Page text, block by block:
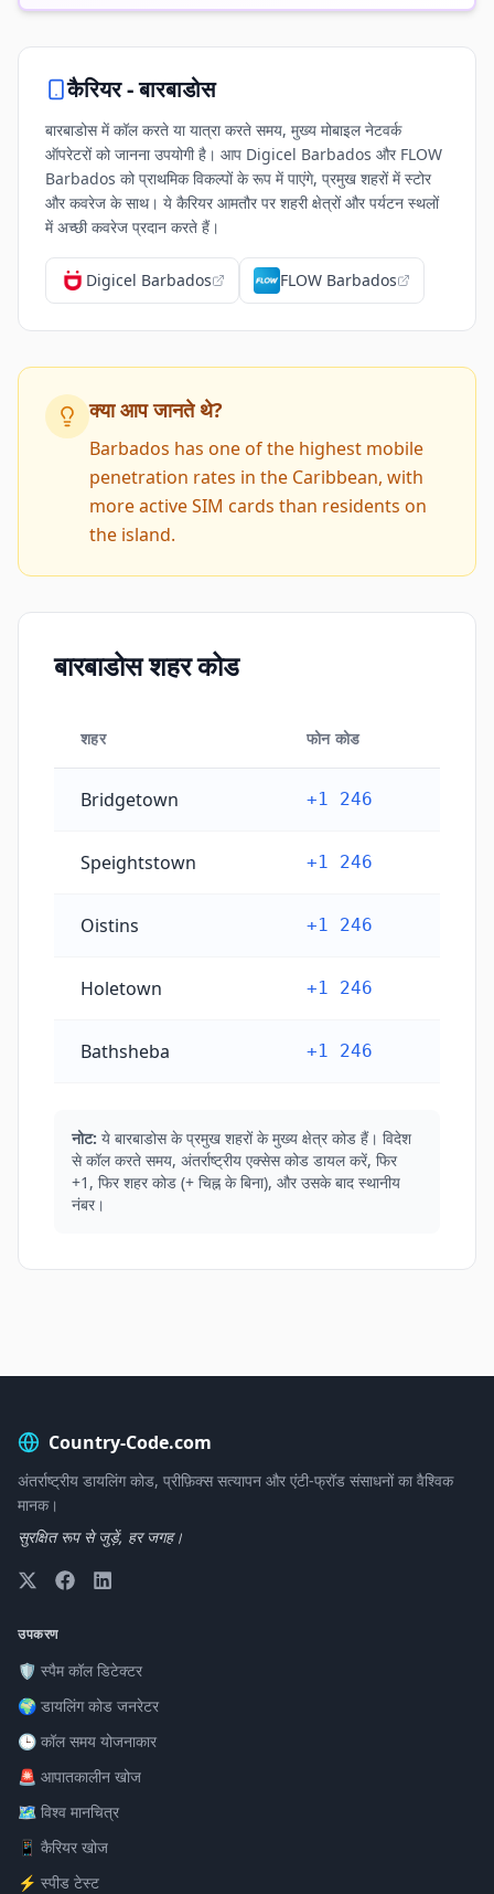
कैरियर -बारबाडोस
बारबाडोस में कॉल करते या यात्रा करते समय, मुख्य मोबाइल नेटवर्क
ऑपरेटरों को जानना उपयोगी है। आप Digicel Barbados और FLOW
Barbados को प्राथमिक विकल्पों के रूप में पाएंगे, प्रमुख शहरों में स्टोर
और कवरेज के साथ। ये कैरियर आमतौर पर शहरी क्षेत्रों और पर्यटन स्थलों
में अच्छी कवरेज प्रदान करते हैं।
Digicel Barbados FLOW Barbados
क्या आप जानते थे?
Barbados has one of the highest mobile
penetration rates in the Caribbean, with
more active SIM cards than residents on
the island.
बारबाडोस शहर कोड
शहर फोन कोड
Bridgetown +1 246
Speightstown +1 246
Oistins +1 246
Holetown +1 246
Bathsheba +1 246
नोट: ये बारबाडोस के प्रमुख शहरों के मुख्य क्षेत्र कोड हैं। विदेश
से कॉल करते समय, अंतर्राष्ट्रीय एक्सेस कोड डायल करें, फिर
+1, फिर शहर कोड (+ चिह्न के बिना), और उसके बाद स्थानीय
नंबर।
Country-Code.com
अंतर्राष्ट्रीय डायलिंग कोड, प्रीफ़िक्स सत्यापन और एंटी-फ्रॉड संसाधनों का वैश्विक
मानक।
सुरक्षित रूप से जुड़ें, हर जगह।
उपकरण
🛡️ स्पैम कॉल डिटेक्टर
🌍 डायलिंग कोड जनरेटर
🕒 कॉल समय योजनाकार
🚨 आपातकालीन खोज
🗺️ विश्व मानचित्र
📱 कैरियर खोज
⚡ स्पीड टेस्ट